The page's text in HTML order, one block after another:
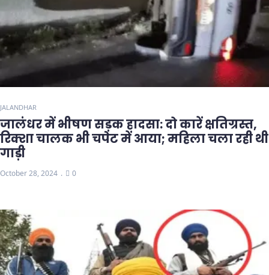
JALANDHAR
जालंधर में भीषण सड़क हादसा: दो कारें क्षतिग्रस्त,
रिक्शा चालक भी चपेट में आया; महिला चला रही थी
गाड़ी
October 28, 2024 0